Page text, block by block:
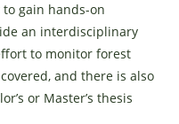
gain hands-on
an interdisciplinary
to monitor forest
and there is also
or Master’s thesis